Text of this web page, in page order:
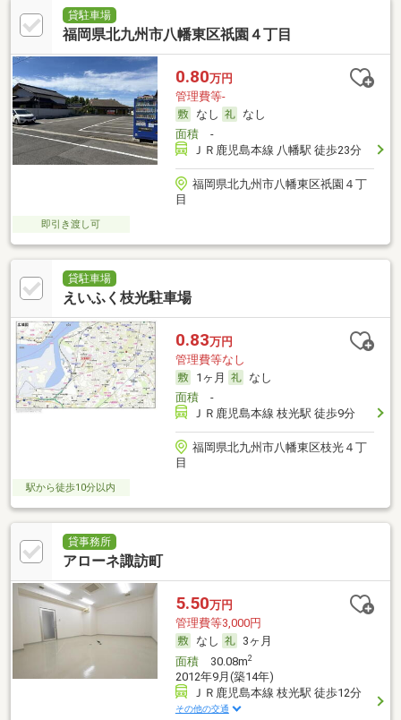
貸駐車場
福岡県北九州市八幡東区祇園４丁目
0.80万円
管理費等-
なし
なし
面積-
ＪＲ鹿児島本線 八幡駅 徒歩23分
福岡県北九州市八幡東区祇園４丁
目
即引き渡し可
貸駐車場
えいふく枝光駐車場
0.83万円
管理費等なし
1ヶ月
なし
面積-
ＪＲ鹿児島本線 枝光駅 徒歩9分
福岡県北九州市八幡東区枝光４丁
目
駅から徒歩10分以内
貸事務所
アローネ諏訪町
5.50万円
管理費等3,000円
なし
3ヶ月
面積30.08m2
2012年9月(築14年)
ＪＲ鹿児島本線 枝光駅 徒歩12分
その他の交通